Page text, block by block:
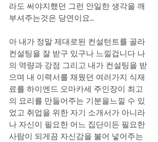
라도 써야지했던 그런 안일한 생각을 깨
부셔주는것은 당연이요..
아 내가 정말 제대로된 컨설턴트를 골라
컨설팅을 잘 받구 있구나 느낄겁니다 나
의 역량과 강점 그리고 내가 컨설팅을 받
으며 내 이력서를 채웠던 여러가지 식재
료를 하이엔드 오마카세 주인장이 최고
의 요리를 만들어주는 기분을느낄 수 있
었고 취업을 위한 자기 소개서가 아니라
나 자신이 필요한 어느 집단이든 필요한
사람이 되게끔 자신감을 불어 넣어주는